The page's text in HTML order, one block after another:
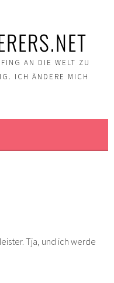
AN DIE WELT ZU
ICH ÄNDERE MICH
Tja, und ich werde